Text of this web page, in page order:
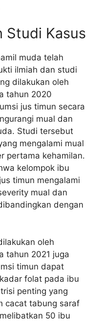
Studi Kasus
muda telah
ilmiah dan studi
dilakukan oleh
tahun 2020
jus timun secara
mual dan
Studi tersebut
mengalami mual
pertama kehamilan.
kelompok ibu
timun mengalami
mual dan
dengan
oleh
tahun 2021 juga
timun dapat
folat pada ibu
penting yang
cacat tabung saraf
50 ibu